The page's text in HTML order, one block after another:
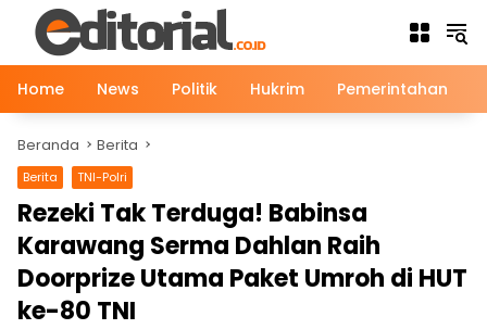
Langsung
konten
Home
News Politik Hukrim Pemerintahan
Beranda Berita
Berita TNI-Polri
Rezeki Tak Terduga! Babinsa
Karawang Serma Dahlan Raih
Doorprize Utama Paket Umroh di HUT
ke-80 TNI